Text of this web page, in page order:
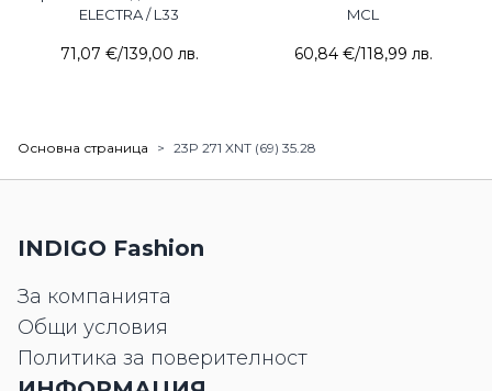
ELECTRA / L33
71,07 €/139,00 лв.
MCL
60,84 €/118,99 лв.
Основна страница > 23P 271 XNT (69) 35.28
INDIGO Fashion
За компанията
Общи условия
Политика за поверителност